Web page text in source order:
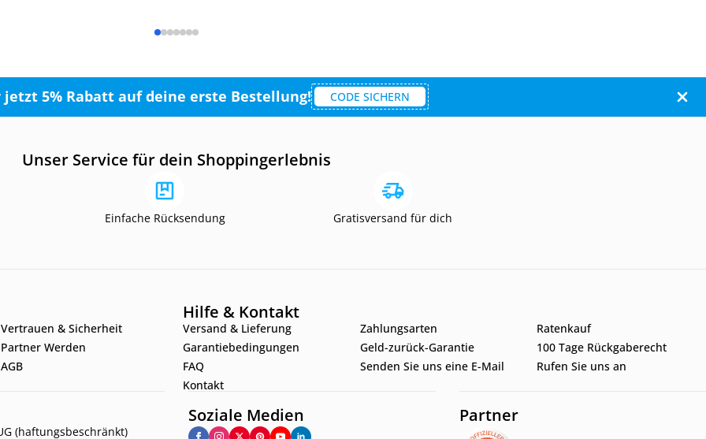
jetzt 5% Rabatt auf deine erste Bestellung! CODE SICHERN
Unser Service für dein Shoppingerlebnis
Einfache Rücksendung Gratisversand für dich
Vertrauen & Sicherheit
Partner Werden
AGB
Hilfe & Kontakt
Versand & Lieferung Zahlungsarten
Ratenkauf
Garantiebedingungen
Geld-zurück-Garantie
100 Tage Rückgaberecht
FAQ
Senden Sie uns eine E-Mail
Rufen Sie uns an
Kontakt
(haftungsbeschränkt)
Soziale Medien Partner